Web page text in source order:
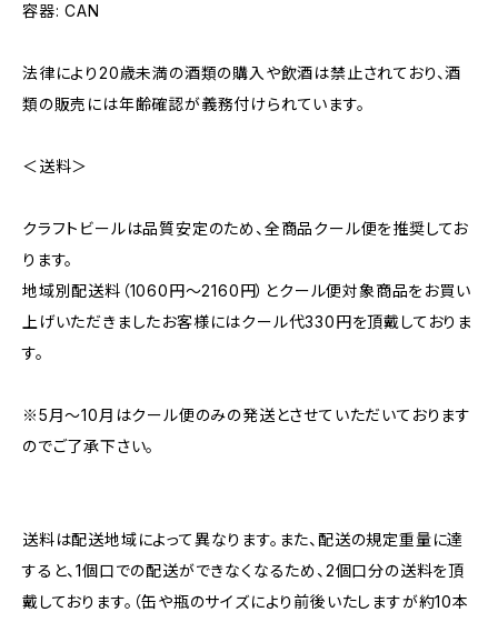
容器: CAN
法律により20歳未満の酒類の購入や飲酒は禁止されており、酒
類の販売には年齢確認が義務付けられています。
＜送料＞
クラフトビールは品質安定のため、全商品クール便を推奨してお
ります。
地域別配送料（1060円～2160円）とクール便対象商品をお買い
上げいただきましたお客様にはクール代330円を頂戴しておりま
す。
※5月～10月はクール便のみの発送とさせていただいております
のでご了承下さい。
送料は配送地域によって異なります。また、配送の規定重量に達
すると、1個口での配送ができなくなるため、2個口分の送料を頂
戴しております。（缶や瓶のサイズにより前後いたしますが約10本